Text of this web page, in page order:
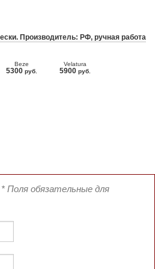
Производитель: РФ, ручная работа
Beze
5300 руб.
Velatura
5900 руб.
* Поля обязательные для